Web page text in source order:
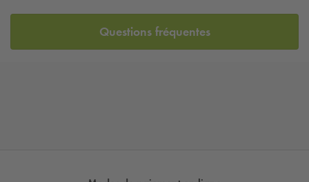
Questions fréquentes